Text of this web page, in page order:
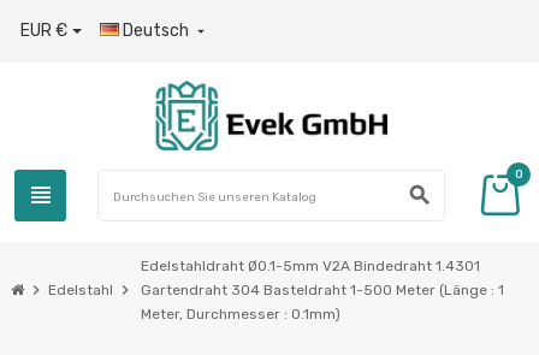
EUR € Deutsch 
view_headline search
0
chevron_right Edelstahl chevron_right
Edelstahldraht Ø0.1-5mm V2A Bindedraht 1.4301
Gartendraht 304 Basteldraht 1-500 Meter (Länge : 1
Meter, Durchmesser : 0.1mm)